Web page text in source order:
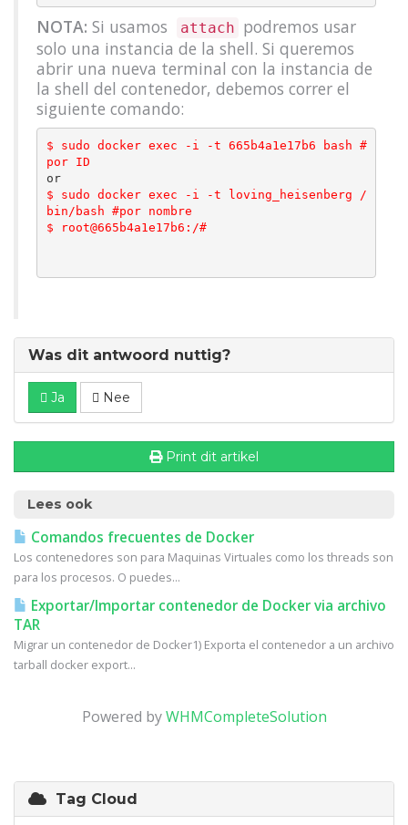
NOTA: Si usamos attach podremos usar
solo una instancia de la shell. Si queremos
abrir una nueva terminal con la instancia de
la shell del contenedor, debemos correr el
siguiente comando:
$ sudo docker exec - i -t 665b4a1e17b6 bash #
por ID
or
$ sudo docker exec
- i -t loving_heisenberg
/
bin / bash #por nombre
$ root@665b4a1e17b6 :/#
Was dit antwoord nuttig?
Ja Nee
Print dit artikel
Lees ook
Comandos frecuentes de Docker
Los contenedores son para Maquinas Virtuales como los threads son
para los procesos. O puedes...
Exportar/Importar contenedor de Docker via archivo
TAR
Migrar un contenedor de Docker1) Exporta el contenedor a un archivo
tarball docker export...
Powered byWHMCompleteSolution
Tag Cloud